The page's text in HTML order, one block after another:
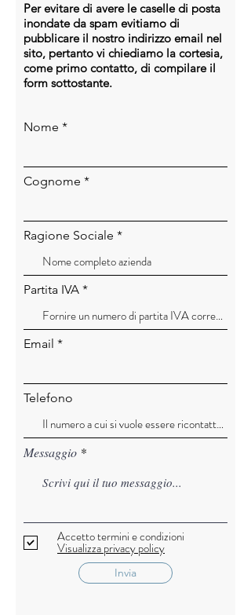
Per evitare di avere le caselle di posta
inondate da spam evitiamo di
pubblicare il nostro indirizzo email nel
sito, pertanto vi chiediamo la cortesia,
come primo contatto, di compilare il
form sottostante.
Nome
Cognome
Ragione Sociale
Partita IVA
Email
Telefono
Messaggio
Accetto termini e condizioni
Visualizza privacy policy
Invia